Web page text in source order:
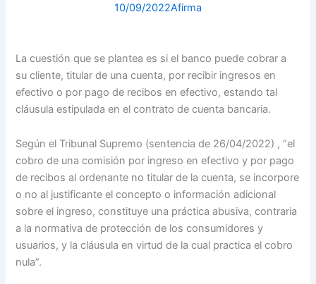
10/09/2022Afirma
La cuestión que se plantea es si el banco puede cobrar a
su cliente, titular de una cuenta, por recibir ingresos en
efectivo o por pago de recibos en efectivo, estando tal
cláusula estipulada en el contrato de cuenta bancaria.
Según el Tribunal Supremo (sentencia de 26/04/2022) , “el
cobro de una comisión por ingreso en efectivo y por pago
de recibos al ordenante no titular de la cuenta, se incorpore
o no al justificante el concepto o información adicional
sobre el ingreso, constituye una práctica abusiva, contraria
a la normativa de protección de los consumidores y
usuarios, y la cláusula en virtud de la cual practica el cobro
nula”.